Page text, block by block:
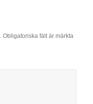
Obligatoriska fält är märkta